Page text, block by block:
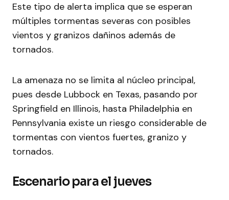
Este tipo de alerta implica que se esperan
múltiples tormentas severas con posibles
vientos y granizos dañinos además de
tornados.
La amenaza no se limita al núcleo principal,
pues desde Lubbock en Texas, pasando por
Springfield en Illinois, hasta Philadelphia en
Pennsylvania existe un riesgo considerable de
tormentas con vientos fuertes, granizo y
tornados.
Escenario para el jueves